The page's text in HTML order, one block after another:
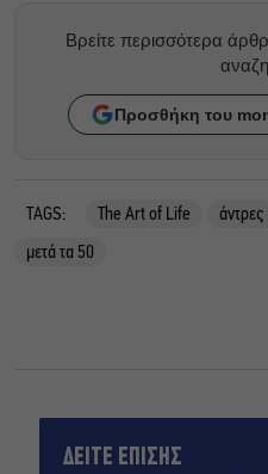
Βρείτε περισσότερα
Προσθήκη του
TAGS: The Art of Life άντρες
μετά τα 50
ΔΕΙΤΕ ΕΠΙΣΗΣ